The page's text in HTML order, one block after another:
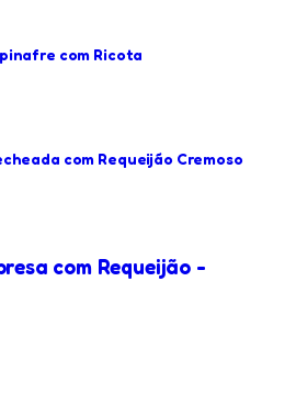
com Ricota
com Requeijão Cremoso
com Requeijão -